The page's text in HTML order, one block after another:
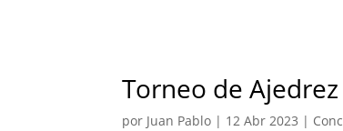
Torneo de
por Juan Pablo | 12 Abr 2023 |